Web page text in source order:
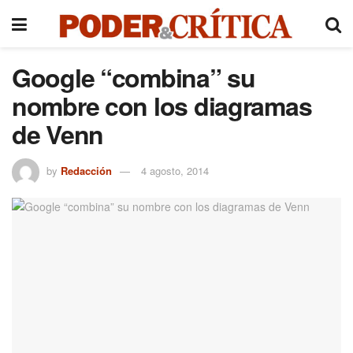
Google “combina” su
nombre con los diagramas
de Venn
by Redacción 4 agosto, 2014